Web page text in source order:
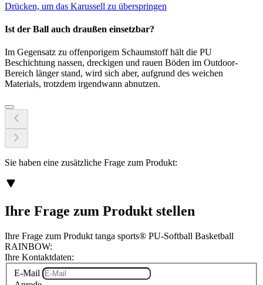
Drücken, um das Karussell zu überspringen
Ist der Ball auch draußen einsetzbar?
Im Gegensatz zu offenporigem Schaumstoff hält die PU
Beschichtung nassen, dreckigen und rauen Böden im Outdoor-
Bereich länger stand, wird sich aber, aufgrund des weichen
Materials, trotzdem irgendwann abnutzen.
Sie haben eine zusätzliche Frage zum Produkt:
Ihre Frage zum Produkt stellen
Ihre Frage zum Produkt tanga sports® PU-Softball Basketball
RAINBOW:
Ihre Kontaktdaten:
E-Mail